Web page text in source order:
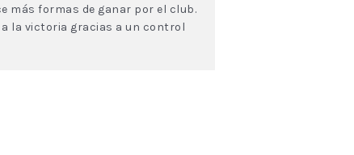
más formas de ganar por el club.
la victoria gracias a un control